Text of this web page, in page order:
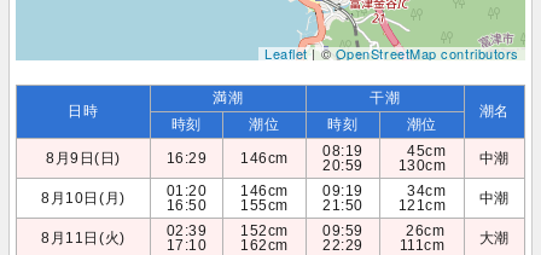
Leaflet| ©OpenStreetMap contributors
日時
満潮 干潮
潮名
時刻 潮位 時刻
潮位
8月9日(日)
16:29 146cm
08:19
20:59
45cm
130cm
中潮
8月10日(月)
01:20
16:50
146cm
155cm
09:19
21:50
34cm
121cm
中潮
8月11日(火)
02:39
17:10
152cm
162cm
09:59
22:29
26cm
111cm
大潮